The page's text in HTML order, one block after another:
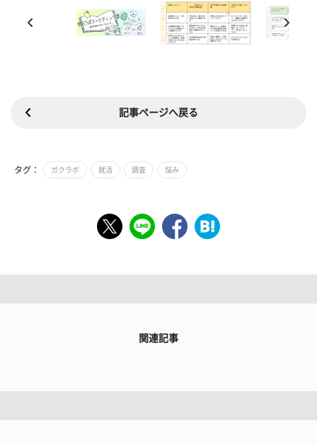
記事ページへ戻る
タグ： ガクラボ 就活 調査 悩み
関連記事